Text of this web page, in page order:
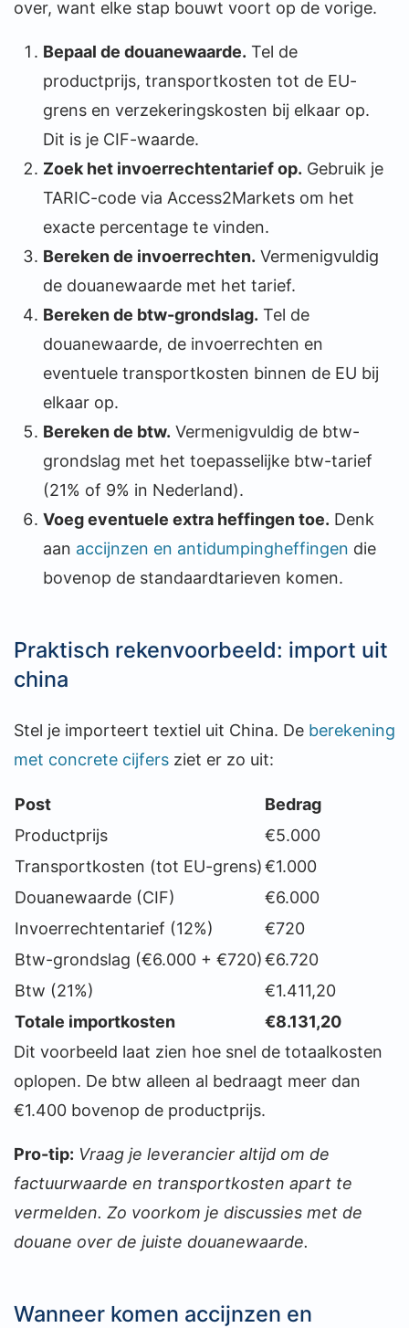
over, want elke stap bouwt voort op de vorige.
Bepaal de douanewaarde. Tel de
productprijs, transportkosten tot de EU-
grens en verzekeringskosten bij elkaar op.
Dit is je CIF-waarde.
Zoek het invoerrechtentarief op. Gebruik je
TARIC-code via Access2Markets om het
exacte percentage te vinden.
Bereken de invoerrechten. Vermenigvuldig
de douanewaarde met het tarief.
Bereken de btw-grondslag. Tel de
douanewaarde, de invoerrechten en
eventuele transportkosten binnen de EU bij
elkaar op.
Bereken de btw. Vermenigvuldig de btw-
grondslag met het toepasselijke btw-tarief
(21% of 9% in Nederland).
Voeg eventuele extra heffingen toe. Denk
aan accijnzen en antidumpingheffingen die
bovenop de standaardtarieven komen.
Praktisch rekenvoorbeeld: import uit
china
Stel je importeert textiel uit China. De berekening
met concrete cijfers ziet er zo uit:
Post
Bedrag
Productprijs
€5.000
Transportkosten (tot EU-grens)€1.000
Douanewaarde (CIF)
€6.000
Invoerrechtentarief (12%)
€720
Btw-grondslag (€6.000 + €720)€6.720
Btw (21%)
€1.411,20
Totale importkosten
€8.131,20
Dit voorbeeld laat zien hoe snel de totaalkosten
oplopen. De btw alleen al bedraagt meer dan
€1.400 bovenop de productprijs.
Pro-tip: Vraag je leverancier altijd om de
factuurwaarde en transportkosten apart te
vermelden. Zo voorkom je discussies met de
douane over de juiste douanewaarde.
Wanneer komen accijnzen en